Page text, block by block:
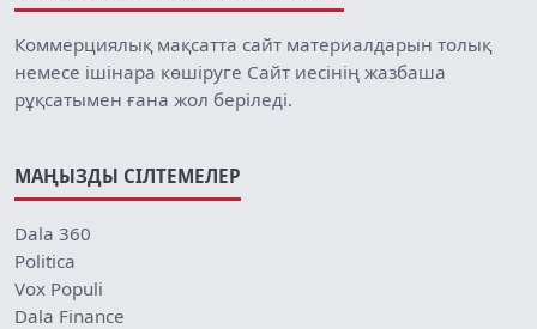
Коммерциялық мақсатта сайт материалдарын толық
немесе ішінара көшіруге Сайт иесінің жазбаша
рұқсатымен ғана жол беріледі.
МАҢЫЗДЫ СІЛТЕМЕЛЕР
Dala 360
Politica
Vox Populi
Dala Finance